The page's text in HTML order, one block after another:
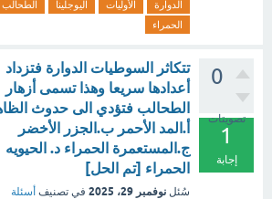
الدوارة
الأوليات اليوجلينا
الطحالب
الحمراء
0
تصويتات
1
إجابة
تتكاثر السوطيات الدوارة فتزداد
أعدادها سريعا وهذا تسمى أزهار
الطحالب فتؤدي الى حدوث
أ.المد الأحمر ب.الجزر الأخضر
ج.المستعمرة الحمراء د. الحيويه
الحمراء [تم الحل]
سُئل نوفمبر 29، 2025 في تصنيف أسئلة